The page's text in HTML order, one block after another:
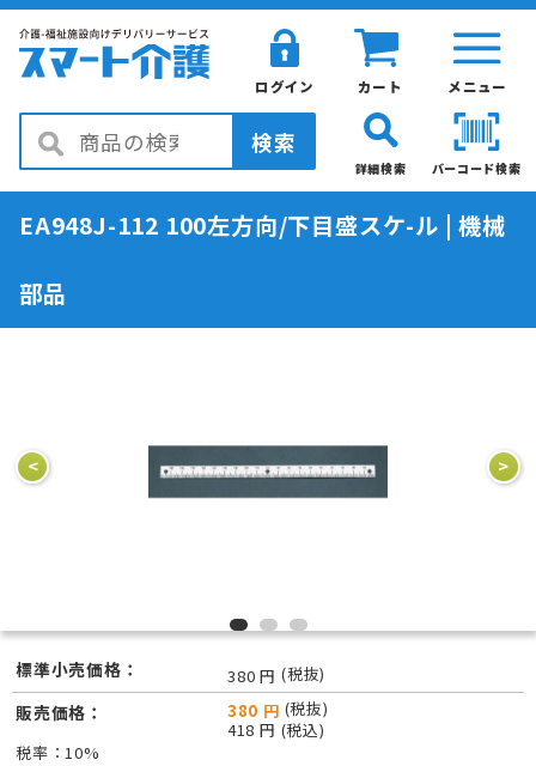
メニュー
カート
ログイン
検索
バーコード検索
詳細検索
EA948J-112 100左方向/下目盛スケ-ル | 機械
部品
< >
標準小売価格： 380 円 (税抜)
販売価格： 380 円 (税抜)
418 円 (税込)
税率：10%